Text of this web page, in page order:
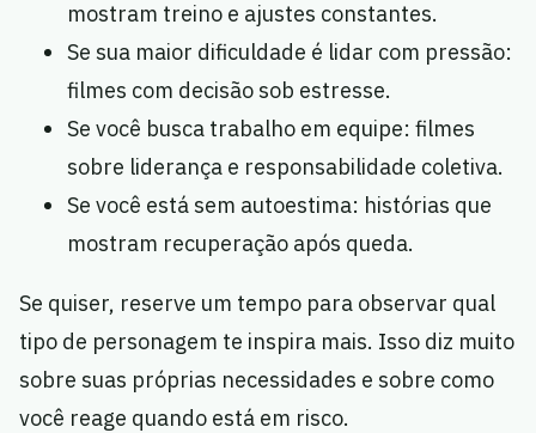
mostram treino e ajustes constantes.
Se sua maior dificuldade é lidar com pressão:
filmes com decisão sob estresse.
Se você busca trabalho em equipe: filmes
sobre liderança e responsabilidade coletiva.
Se você está sem autoestima: histórias que
mostram recuperação após queda.
Se quiser, reserve um tempo para observar qual
tipo de personagem te inspira mais. Isso diz muito
sobre suas próprias necessidades e sobre como
você reage quando está em risco.